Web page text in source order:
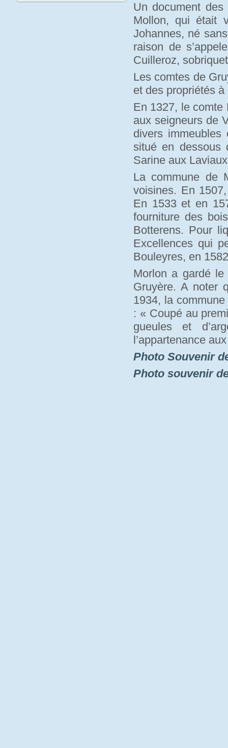
Un document des
Mollon, qui était
Johannes, né
raison de
Cuilleroz,
Les comtes de
et des propriétés à
En 1327, le comte
aux seigneurs de
divers
situé en dessous
Sarine aux
La commune de
voisines. En
En 1533 et en
fourniture des
Botterens. Pour
Excellences qui
Bouleyres, en
Morlon a gardé
Gruyère. A noter
1934, la
: « Coupé au
gueules et
l’appartenance
Photo Souvenir
Photo souvenir